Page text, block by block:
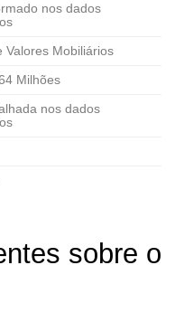
nos dados
Valores Mobiliários
Milhões
nos dados
sobre o